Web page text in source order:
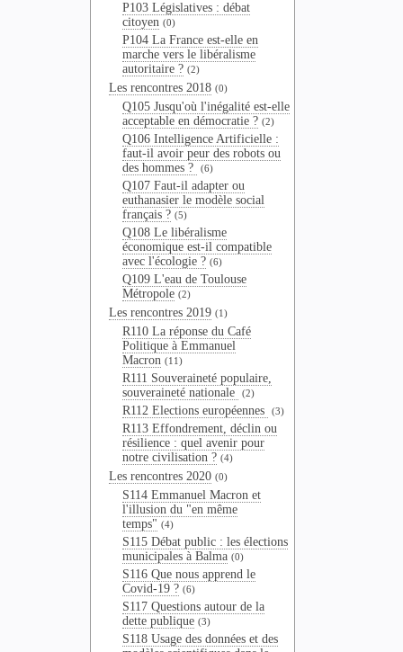
P103 Législatives : débat
citoyen (0)
P104 La France est-elle en
marche vers le libéralisme
autoritaire ? (2)
Les rencontres 2018 (0)
Q105 Jusqu'où l'inégalité est-elle
acceptable en démocratie ? (2)
Q106 Intelligence Artificielle :
faut-il avoir peur des robots ou
des hommes ?
(6)
Q107 Faut-il adapter ou
euthanasier le modèle social
français ? (5)
Q108 Le libéralisme
économique est-il compatible
avec l'écologie ? (6)
Q109 L'eau de Toulouse
Métropole (2)
Les rencontres 2019 (1)
R110 La réponse du Café
Politique à Emmanuel
Macron (11)
R111 Souveraineté populaire,
souveraineté nationale
(2)
R112 Elections européennes (3)
R113 Effondrement, déclin ou
résilience : quel avenir pour
notre civilisation ? (4)
Les rencontres 2020 (0)
S114 Emmanuel Macron et
l'illusion du "en même
temps" (4)
S115 Débat public : les élections
municipales à Balma (0)
S116 Que nous apprend le
Covid-19 ? (6)
S117 Questions autour de la
dette publique (3)
S118 Usage des données et des